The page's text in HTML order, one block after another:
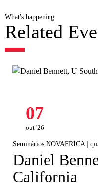
What's happening
Related
07
out '26
Seminários NOVAFRICA |
Daniel
California